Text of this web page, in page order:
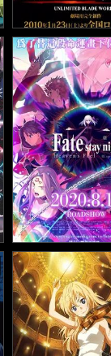
Fate/stay night:
Blade Works
ย์ไทย - เฟท สเตย์
ย์ศาสตรา มหาสง
ศักดิ์สิทธิ์ เดอะมูฟ
Fate/stay night:
Feel III. spring
ย - เฟทสเตย์ไนท์
ล เดอะมูฟวี่ พาร์ต
ซอง